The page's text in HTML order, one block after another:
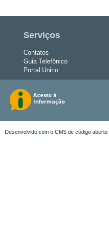
Serviços
Contatos
Guia Telefônico
Portal Unirio
Desenvolvido com o CMS de código aberto